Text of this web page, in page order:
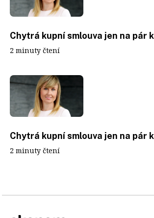
Chytrá kupní smlouva jen na pár
2 minuty čtení
Chytrá kupní smlouva jen na pár
2 minuty čtení